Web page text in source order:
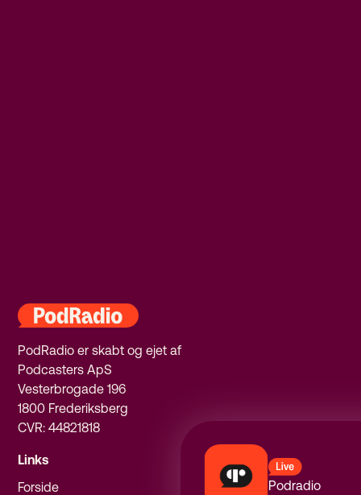
Podradio
PodRadio er skabt og ejet af
Podcasters ApS
Vesterbrogade 196
1800 Frederiksberg
CVR: 44821818
Links
Forside